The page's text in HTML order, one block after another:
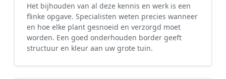
Het bijhouden van al deze kennis en werk is een
flinke opgave. Specialisten weten precies wanneer
en hoe elke plant gesnoeid en verzorgd moet
worden. Een goed onderhouden border geeft
structuur en kleur aan uw grote tuin.